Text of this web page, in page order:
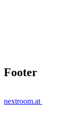
Footer
nextroom.at